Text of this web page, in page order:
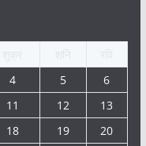
4 5
6
11 12
13
18 19 20